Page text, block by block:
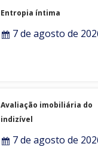
Entropia íntima
7 de agosto de
Avaliação imobiliária do
indizível
7 de agosto de